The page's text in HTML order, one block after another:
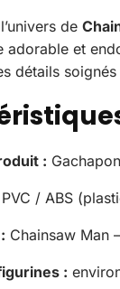
de
adorable et
détails
:
PVC / ABS
Chainsaw Man
: